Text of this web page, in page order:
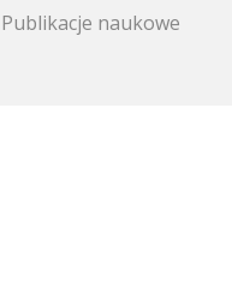
Publikacje naukowe